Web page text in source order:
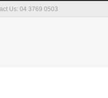
Us: 04 3769 0503